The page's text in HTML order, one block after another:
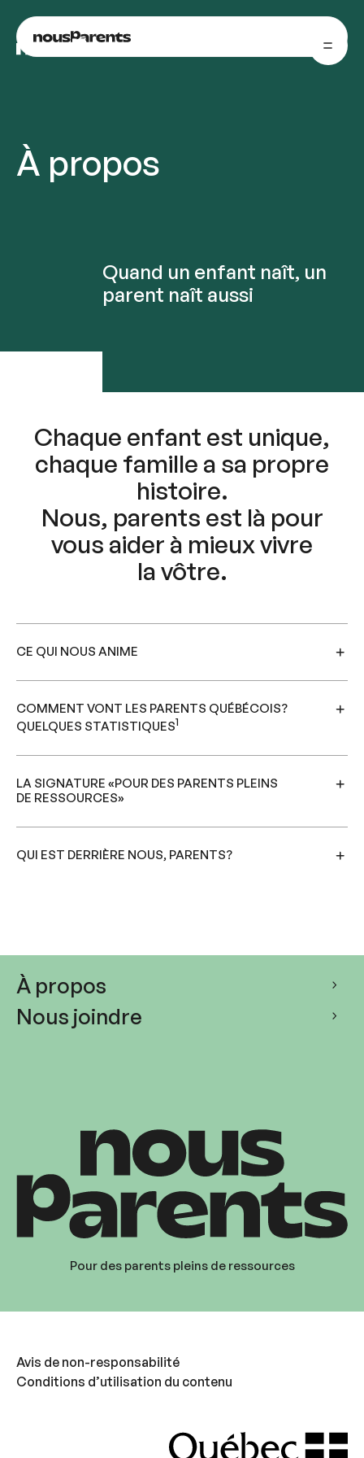
nousParents
À propos
Quand un enfant naît, un
parent naît aussi
Chaque enfant est unique,
chaque famille a sa propre
histoire.
Nous, parents est là pour
vous aider à mieux vivre
la vôtre.
CE QUI NOUS ANIME
COMMENT VONT LES PARENTS QUÉBÉCOIS?
QUELQUES STATISTIQUES1
LA SIGNATURE «POUR DES PARENTS PLEINS
DE RESSOURCES»
QUI EST DERRIÈRE NOUS, PARENTS?
À propos
Nous joindre
Pour des parents pleins de ressources
Avis de non-responsabilité
Conditions d’utilisation du contenu